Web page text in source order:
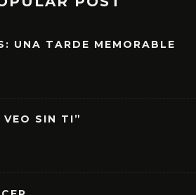
UNA TARDE MEMORABLE
SIN TI”